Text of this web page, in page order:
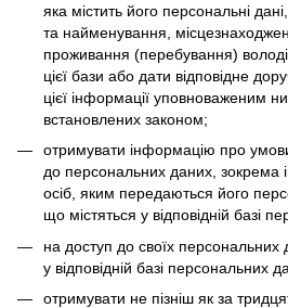
яка містить його персональні
та найменування,
проживання (перебування)
цієї бази або дати відповідне
цієї інформації уповноваженим
встановлених законом;
отримувати інформацію про
до персональних даних, зокрема
осіб, яким передаються його
що містяться у відповідній базі
на доступ до своїх персональних
у відповідній базі персональних
отримувати не пізніш як за